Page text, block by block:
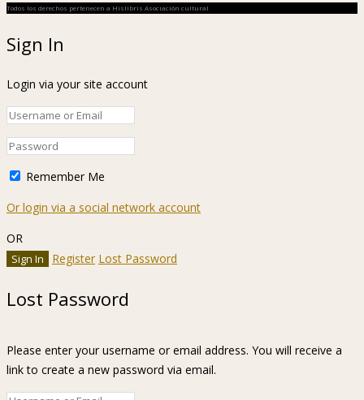
Todos los derechos pertenecen a Hislibris Asociación cultural
Sign In
Login via your site account
Remember Me
Or login via a social network account
OR
Register Lost Password
Lost Password
Please enter your username or email address. You will receive a
link to create a new password via email.